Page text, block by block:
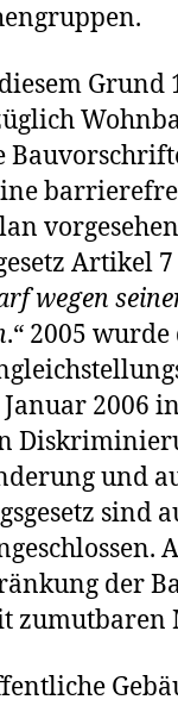
Grund
Artikel
wegen
.“ 2005
2006
und
sind
der
zumutbaren